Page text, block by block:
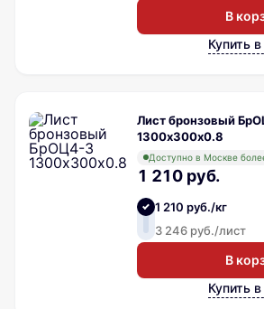
В
Купить
Лист бронзовый
1300х300х0.8
Доступно в Москве
1 210 руб.
1 210 руб./кг
3 246 руб./лист
В
Купить